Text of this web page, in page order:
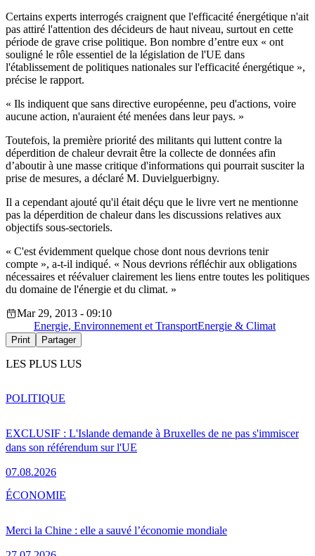
Certains experts interrogés craignent que l'efficacité énergétique n'ait
pas attiré l'attention des décideurs de haut niveau, surtout en cette
période de grave crise politique. Bon nombre d’entre eux « ont
souligné le rôle essentiel de la législation de l'UE dans
l'établissement de politiques nationales sur l'efficacité énergétique »,
précise le rapport.
« Ils indiquent que sans directive européenne, peu d'actions, voire
aucune action, n'auraient été menées dans leur pays. »
Toutefois, la première priorité des militants qui luttent contre la
déperdition de chaleur devrait être la collecte de données afin
d’aboutir à une masse critique d'informations qui pourrait susciter la
prise de mesures, a déclaré M. Duvielguerbigny.
Il a cependant ajouté qu'il était déçu que le livre vert ne mentionne
pas la déperdition de chaleur dans les discussions relatives aux
objectifs sous-sectoriels.
« C'est évidemment quelque chose dont nous devrions tenir
compte », a-t-il indiqué. « Nous devrions réfléchir aux obligations
nécessaires et réévaluer clairement les liens entre toutes les politiques
du domaine de l'énergie et du climat. »
Mar 29, 2013 - 09:10
Energie, Environnement et TransportEnergie & Climat
Print Partager
LES PLUS LUS
EXCLUSIF : L'Islande demande à Bruxelles de ne pas s'immiscer
dans son référendum sur l'UE
07.08.2026
POLITIQUE
Merci la Chine : elle a sauvé l’économie mondiale
ÉCONOMIE